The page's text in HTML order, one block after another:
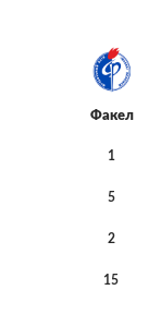
Факел
1
5
2
15